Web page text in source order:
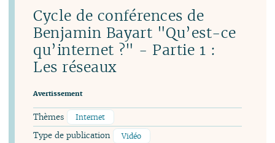
Cycle de conférences de
Benjamin Bayart "Qu’est-ce
qu’internet ?" - Partie 1 :
Les réseaux
Avertissement
Thèmes Internet
Type de publication Vidéo